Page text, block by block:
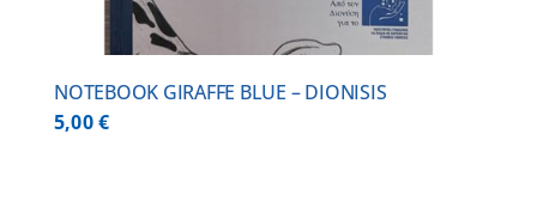
NOTEBOOK GIRAFFE BLUE – DIONISIS
5,00€